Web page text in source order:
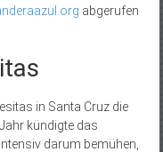
abgerufen
in Santa Cruz die
kündigte das
darum bemühen,